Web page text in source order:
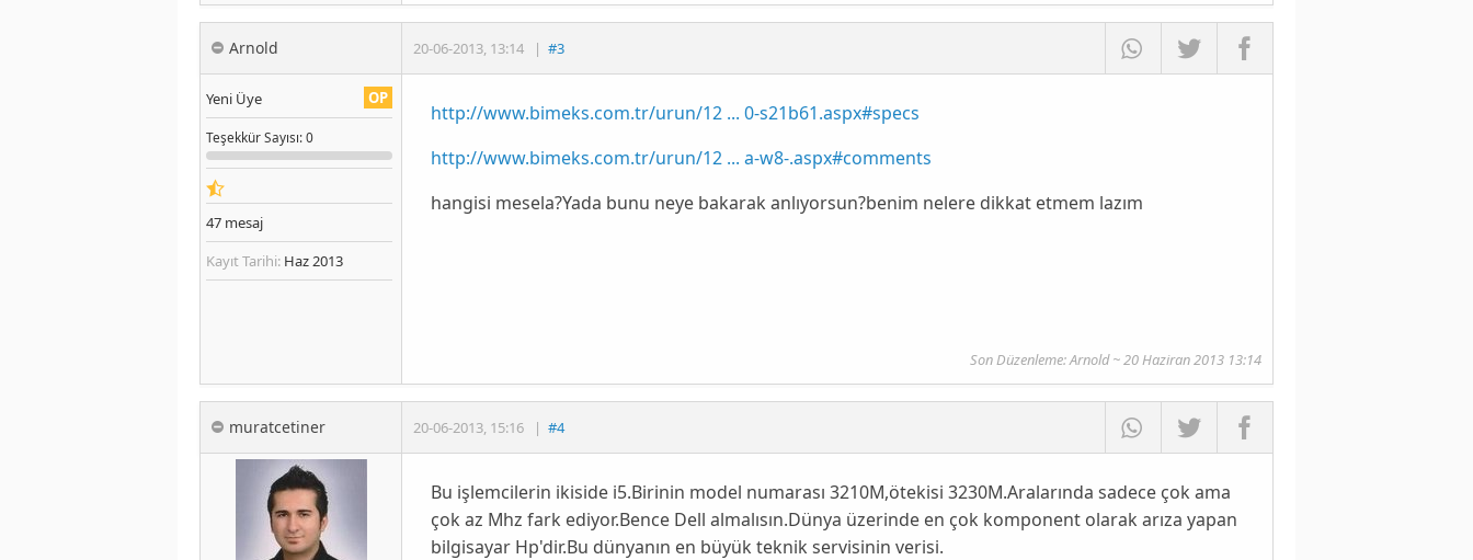
Arnold 20-06-2013, 13:14 | #3
OP
Yeni Üye
TeşekkürSayısı: 0
47 mesaj
Kayıt Tarihi: Haz 2013
http://www.bimeks.com.tr/urun/12 ... 0-s21b61.aspx#specs
http://www.bimeks.com.tr/urun/12 ... a-w8-.aspx#comments
hangisi mesela?Yada bunu neye bakarak anlıyorsun?benim nelere dikkat etmem lazım
Son Düzenleme: Arnold ~ 20 Haziran 2013 13:14
muratcetiner 20-06-2013, 15:16 | #4
Bu işlemcilerin ikiside i5.Birinin model numarası 3210M,ötekisi 3230M.Aralarında sadece çok ama
çok az Mhz fark ediyor.Bence Dell almalısın.Dünya üzerinde en çok komponent olarak arıza yapan
bilgisayar Hp'dir.Bu dünyanın en büyük teknik servisinin verisi.